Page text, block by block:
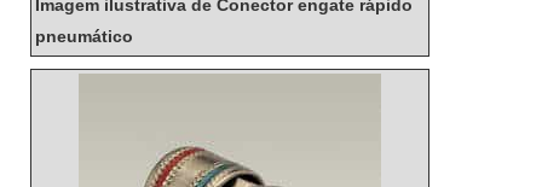
Imagem ilustrativa de Conector engate rápido
pneumático